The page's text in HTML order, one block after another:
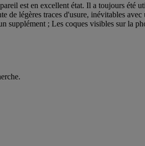
est en excellent état. Il a toujours été
légères traces d'usure, inévitables
supplément ; Les coques visibles sur la